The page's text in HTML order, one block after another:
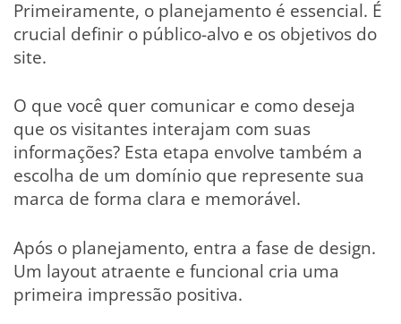
Primeiramente, o planejamento é essencial. É
crucial definir o público-alvo e os objetivos do
site.
O que você quer comunicar e como deseja
que os visitantes interajam com suas
informações? Esta etapa envolve também a
escolha de um domínio que represente sua
marca de forma clara e memorável.
Após o planejamento, entra a fase de design.
Um layout atraente e funcional cria uma
primeira impressão positiva.